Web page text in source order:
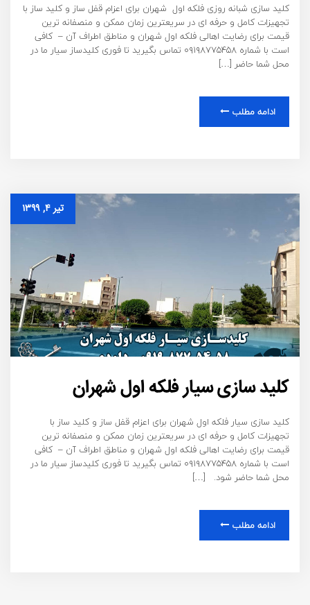
کلید سازی شبانه روزی فلکه اول شهران برای اعزام قفل ساز و کلید ساز با
تجهیزات کامل و حرفه ای در سریعترین زمان ممکن و منصفانه ترین
قیمت برای رضایت اهالی فلکه اول شهران و مناطق اطراف آن – کافی
است با شماره ۰۹۱۹۸۷۷۵۴۵۸ تماس بگیرید تا فوری کلیدساز سیار ما در
محل شما حاضر […]
ادامه مطلب
تیر ۴, ۱۳۹۹
کلید سازی سیار فلکه اول شهران
کلید سازی سیار فلکه اول شهران برای اعزام قفل ساز و کلید ساز با
تجهیزات کامل و حرفه ای در سریعترین زمان ممکن و منصفانه ترین
قیمت برای رضایت اهالی فلکه اول شهران و مناطق اطراف آن – کافی
است با شماره ۰۹۱۹۸۷۷۵۴۵۸ تماس بگیرید تا فوری کلیدساز سیار ما در
محل شما حاضر شود. […]
ادامه مطلب